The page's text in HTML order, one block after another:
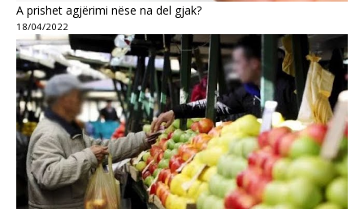
A prishet agjërimi nëse na del gjak?
18/04/2022